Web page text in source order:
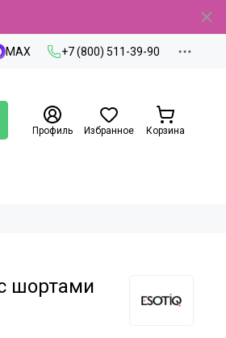
MAX +7 (800) 511-39-90
Профиль Избранное Корзина
шортами